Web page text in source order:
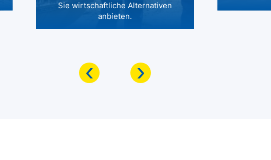
Sie wirtschaftliche Alternativen
anbieten.
‹ ›